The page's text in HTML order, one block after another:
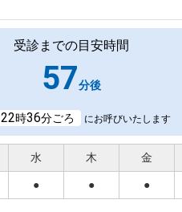
受診までの目安時間
57分後
22時36分ごろ にお呼びいたします
水 木 金
● ● ●